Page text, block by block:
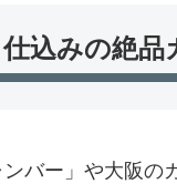
込みの絶品
バー」や大阪の